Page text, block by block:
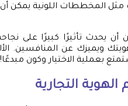
مثل المخططات اللونية يمكن
أن يحدث تأثيرًا كبيرًا على
ويميزك عن المنافسين.
بعملية الاختيار وكون مبدعًا!
التجارية